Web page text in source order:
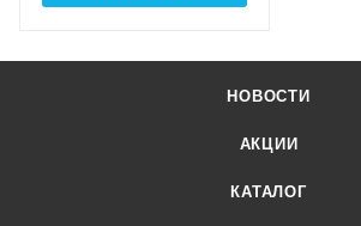
НОВОСТИ
АКЦИИ
КАТАЛОГ